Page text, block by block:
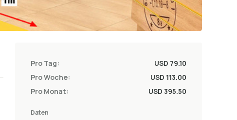
Pro Tag:
Pro Woche:
Pro Monat:
USD 79.10
USD 113.00
USD 395.50
Daten